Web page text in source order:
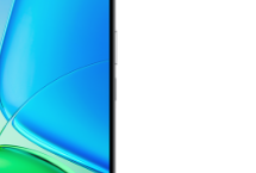
Yemen(AR) | حدد البلد/المنطقة